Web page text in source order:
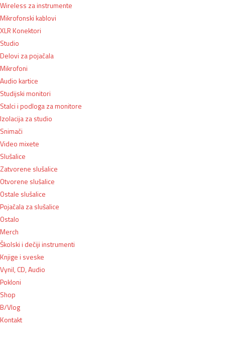
Wireless za instrumente
Mikrofonski kablovi
XLR Konektori
Studio
Delovi za pojačala
Mikrofoni
Audio kartice
Studijski monitori
Stalci i podloga za monitore
Izolacija za studio
Snimači
Video mixete
Slušalice
Zatvorene slušalice
Otvorene slušalice
Ostale slušalice
Pojačala za slušalice
Ostalo
Merch
Školski i dečiji instrumenti
Knjige i sveske
Vynil, CD, Audio
Pokloni
Shop
B/Vlog
Kontakt